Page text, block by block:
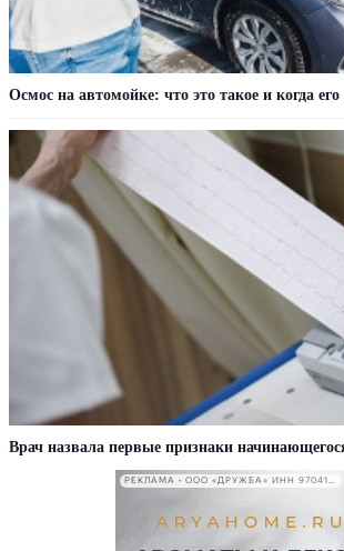
Осмос на автомойке: что это такое и когда
Врач назвала первые признаки
РЕКЛАМА • ООО «ДРУЖБА» ИНН 9704146411